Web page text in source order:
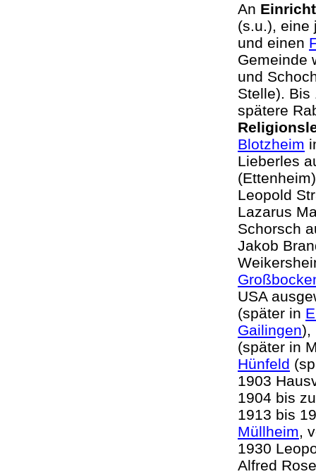
An
(s.u.), eine
und einen
Gemeinde
und
Stelle). Bis
spätere
Blotzheim
Lieberles
Leopold
Lazarus
Schorsch
Jakob
USA
(später in
Gailingen),
(später in
Hünfeld
1903
1904 bis
1913 bis
Müllheim,
1930
Alfred